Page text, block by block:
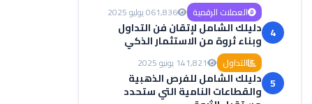
العملات الرقمية 1,83606 يوليو 2025
4 دليلك الشامل لإتقان فن التداول
وبناء ثروة من الاستثمار الذكي
التداول 1,82114 يونيو 2025
5 دليلك الشامل للفرص الذهبية
والقطاعات النامية التي ستحدد